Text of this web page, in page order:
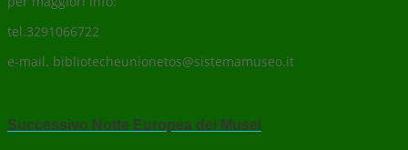
tel.3291066722
e-mail. bibliotecheunionetos@sistemamuseo.it
Successivo Notte Europea dei Musei